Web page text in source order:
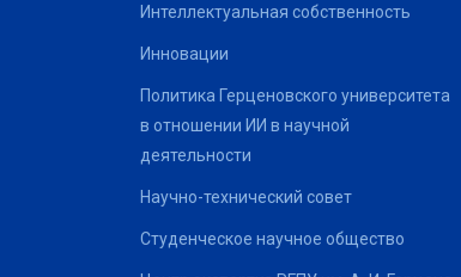
Интеллектуальная собственность
Инновации
Политика Герценовского университета
в отношении ИИ в научной
деятельности
Научно-технический совет
Студенческое научное общество